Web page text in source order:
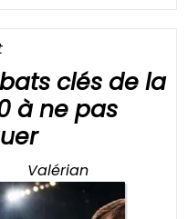
Category
clés de la
à ne pas
Analyse
des
combats
Valérian